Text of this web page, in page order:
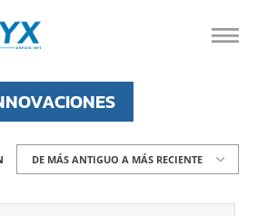
DE MÁS ANTIGUO A MÁS RECIENTE